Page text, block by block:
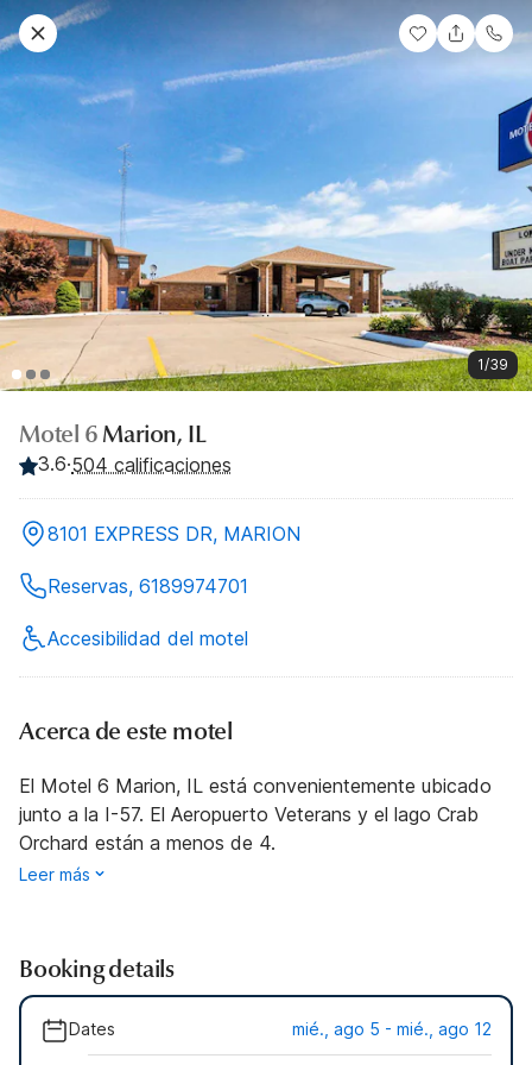
1/39
Motel 6 Marion, IL
3.6·504 calificaciones
8101 EXPRESS DR, MARION
Reservas, 6189974701
Accesibilidad del motel
Acerca de este motel
El Motel 6 Marion, IL está convenientemente ubicado
junto a la I-57. El Aeropuerto Veterans y el lago Crab
Orchard están a menos de 4.
Leer más
Booking details
Dates mié., ago 5 - mié., ago 12